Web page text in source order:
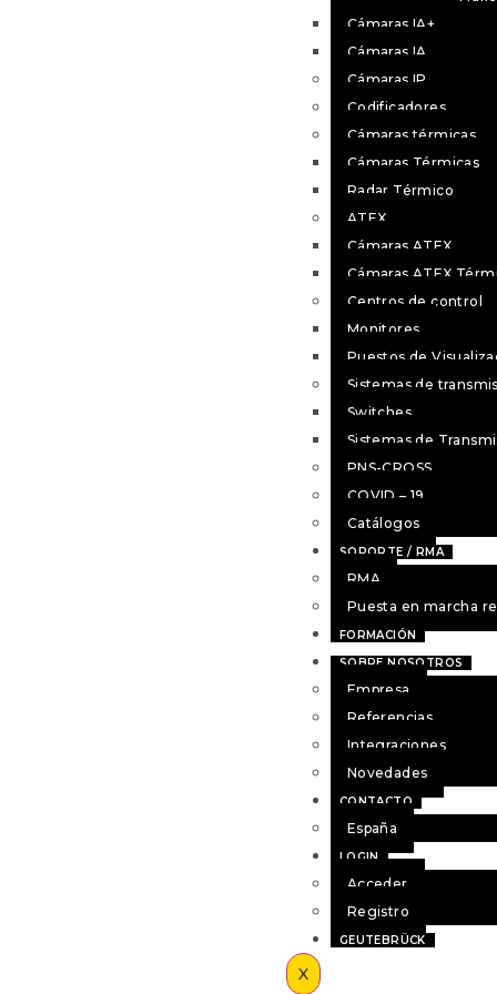
Cámaras IA+
Cámaras IA
Cámaras IP
Codificadores
Cámaras térmicas
Cámaras Térmicas
Radar Térmico
ATEX
Cámaras ATEX
Cámaras ATEX
Centros de control
Monitores
Puestos de
Sistemas de
Switches
Sistemas de
PNS-CROSS
COVID – 19
Catálogos
SOPORTE / RMA
RMA
Puesta en marcha
FORMACIÓN
SOBRE NOSOTROS
Empresa
Referencias
Integraciones
Novedades
CONTACTO
España
LOGIN
Acceder
Registro
GEUTEBRÜCK
X